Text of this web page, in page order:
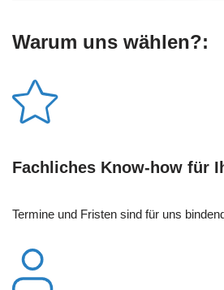
Warum uns wählen?:
Fachliches Know-how für
Termine und Fristen sind für uns